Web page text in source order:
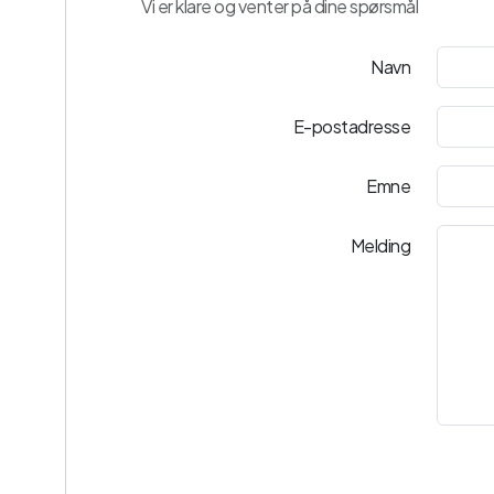
Vi er klare og venter på dine spørsmål
Navn
E-postadresse
Emne
Melding